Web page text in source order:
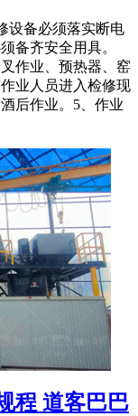
设备必须落实断电
备齐安全用具。
作业、预热器、窑
业人员进入检修现
后作业。5、作业
程 道客巴巴